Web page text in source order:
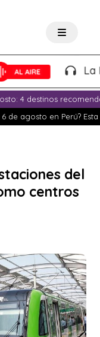
La
4 destinos
de agosto en Perú?
del
centros